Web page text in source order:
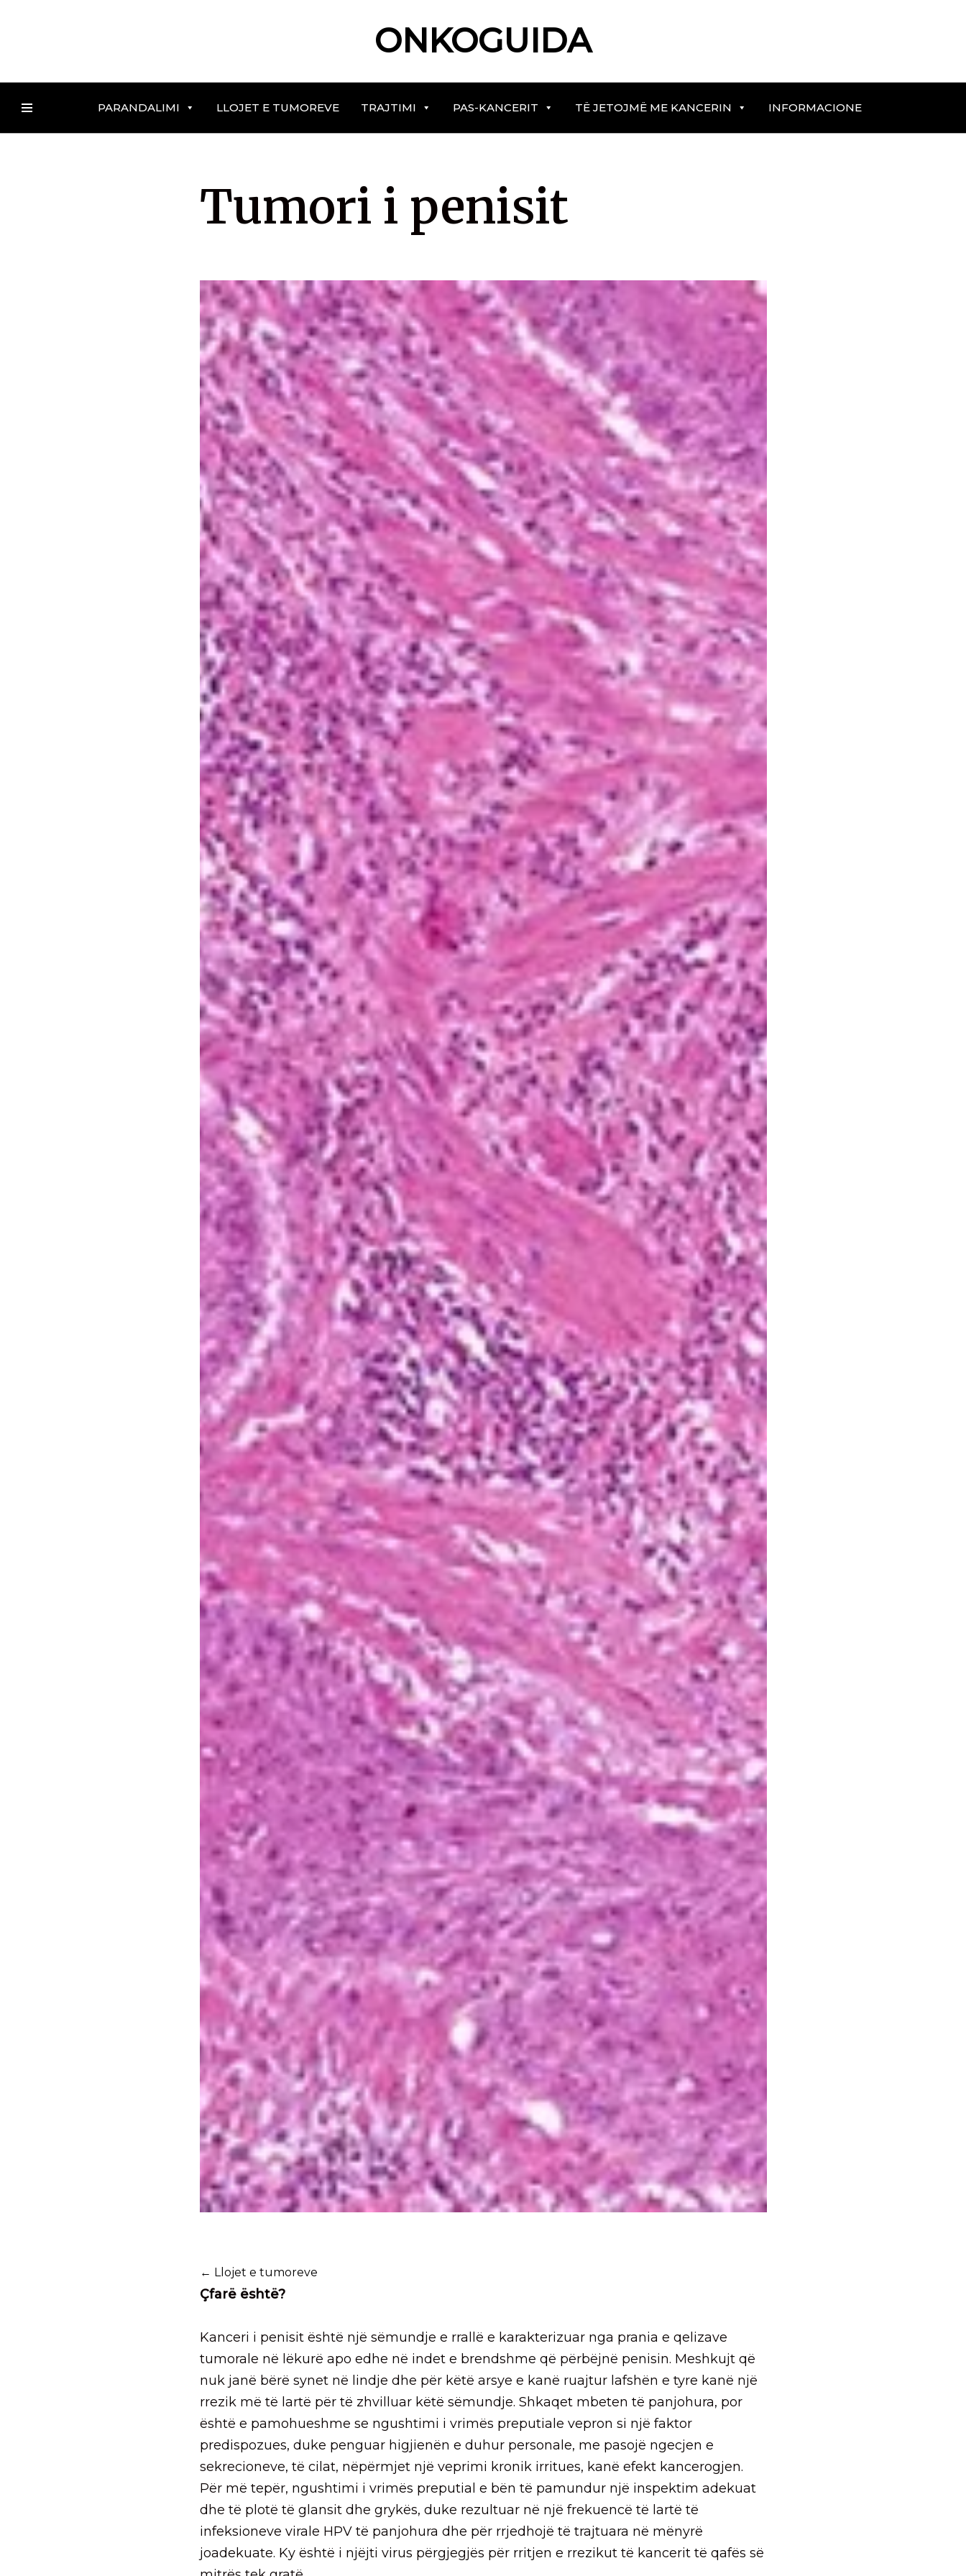
content
ONKOGUIDA
PARANDALIMI LLOJET E TUMOREVE TRAJTIMI PAS-KANCERIT TË JETOJMË ME KANCERIN INFORMACIONE
Tumori i penisit
← Llojet e tumoreve
Çfarë është?
Kanceri i penisit është një sëmundje e rrallë e karakterizuar nga prania e qelizave
tumorale në lëkurë apo edhe në indet e brendshme që përbëjnë penisin. Meshkujt që
nuk janë bërë synet në lindje dhe për këtë arsye e kanë ruajtur lafshën e tyre kanë një
rrezik më të lartë për të zhvilluar këtë sëmundje. Shkaqet mbeten të panjohura, por
është e pamohueshme se ngushtimi i vrimës preputiale vepron si një faktor
predispozues, duke penguar higjienën e duhur personale, me pasojë ngecjen e
sekrecioneve, të cilat, nëpërmjet një veprimi kronik irritues, kanë efekt kancerogjen.
Për më tepër, ngushtimi i vrimës preputial e bën të pamundur një inspektim adekuat
dhe të plotë të glansit dhe grykës, duke rezultuar në një frekuencë të lartë të
infeksioneve virale HPV të panjohura dhe për rrjedhojë të trajtuara në mënyrë
joadekuate. Ky është i njëjti virus përgjegjës për rritjen e rrezikut të kancerit të qafës së